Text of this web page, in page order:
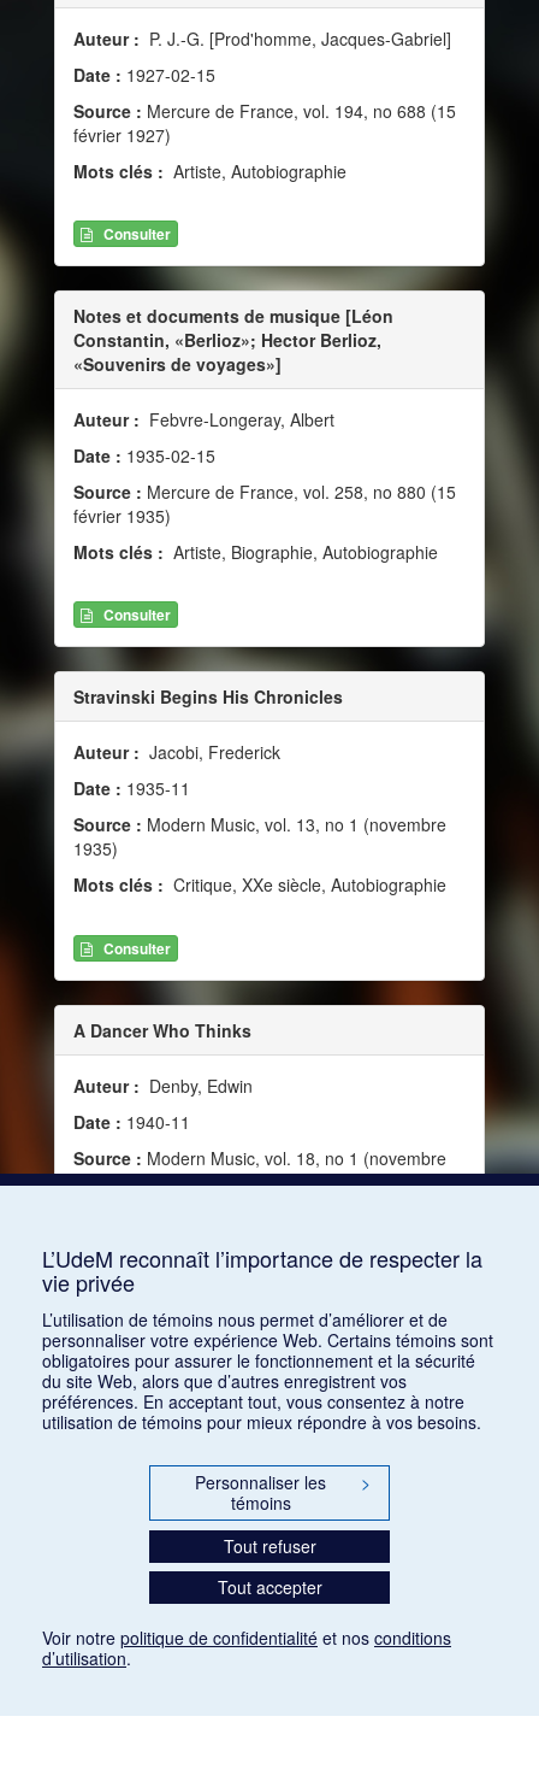
Auteur : P. J.-G. [Prod'homme, Jacques-Gabriel]
Date : 1927-02-15
Source : Mercure de France, vol. 194, no 688 (15
février 1927)
Mots clés : Artiste, Autobiographie
Consulter
Notes et documents de musique [Léon
Constantin, «Berlioz»; Hector Berlioz,
«Souvenirs de voyages»]
Auteur : Febvre-Longeray, Albert
Date : 1935-02-15
Source : Mercure de France, vol. 258, no 880 (15
février 1935)
Mots clés : Artiste, Biographie, Autobiographie
Consulter
Stravinski Begins His Chronicles
Auteur : Jacobi, Frederick
Date : 1935-11
Source : Modern Music, vol. 13, no 1 (novembre
1935)
Mots clés : Critique, XXe siècle, Autobiographie
Consulter
A Dancer Who Thinks
Auteur : Denby, Edwin
Date : 1940-11
Source : Modern Music, vol. 18, no 1 (novembre
1940)
L’UdeM reconnaît l’importance de respecter la
vie privée
L’utilisation de témoins nous permet d’améliorer et de
personnaliser votre expérience Web. Certains témoins sont
obligatoires pour assurer le fonctionnement et la sécurité
du site Web, alors que d’autres enregistrent vos
préférences. En acceptant tout, vous consentez à notre
utilisation de témoins pour mieux répondre à vos besoins.
Personnaliser les
témoins
>
Tout refuser
Tout accepter
Voir notre politique de confidentialité et nos conditions
d’utilisation.